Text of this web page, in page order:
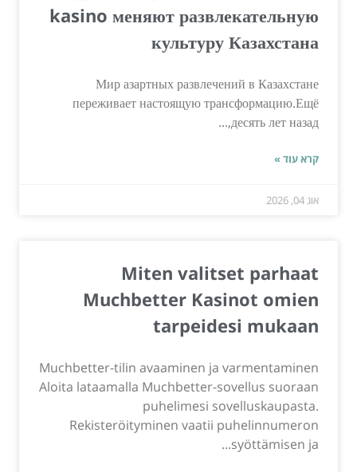
kasino меняют развлекательную
культуру Казахстана
Мир азартных развлечений в Казахстане
переживает настоящую трансформацию.Ещё
десять лет назад,...
קרא עוד »
אוג 04, 2026
Miten valitset parhaat
Muchbetter Kasinot omien
tarpeidesi mukaan
Muchbetter-tilin avaaminen ja varmentaminen
Aloita lataamalla Muchbetter-sovellus suoraan
puhelimesi sovelluskaupasta.
Rekisteröityminen vaatii puhelinnumeron
syöttämisen ja...